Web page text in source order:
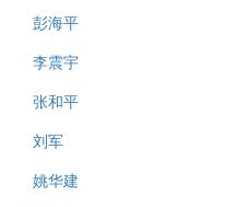
彭海平
李震宇
张和平
刘军
姚华建